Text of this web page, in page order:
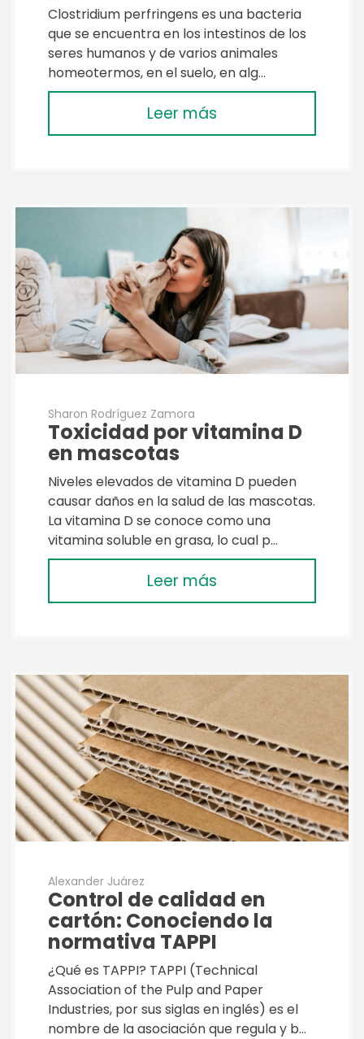
Clostridium perfringens es una bacteria
que se encuentra en los intestinos de los
seres humanos y de varios animales
homeotermos, en el suelo, en alg…
Leer más
Sharon Rodríguez Zamora
Toxicidad por vitamina D
en mascotas
Niveles elevados de vitamina D pueden
causar daños en la salud de las mascotas.
La vitamina D se conoce como una
vitamina soluble en grasa, lo cual p…
Leer más
Alexander Juárez
Control de calidad en
cartón: Conociendo la
normativa TAPPI
¿Qué es TAPPI? TAPPI (Technical
Association of the Pulp and Paper
Industries, por sus siglas en inglés) es el
nombre de la asociación que regula y b…